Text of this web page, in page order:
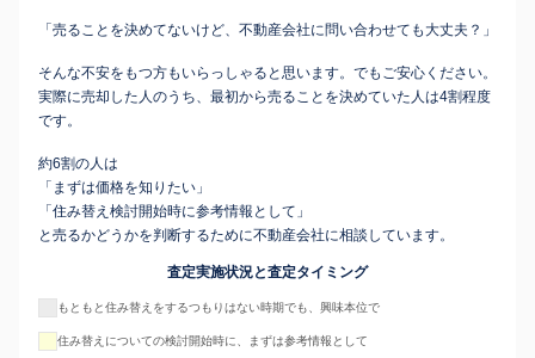
「売ることを決めてないけど、不動産会社に問い合わせても大丈夫？」
そんな不安をもつ方もいらっしゃると思います。でもご安心ください。
実際に売却した人のうち、最初から売ることを決めていた人は4割程度
です。
約6割の人は
「まずは価格を知りたい」
「住み替え検討開始時に参考情報として」
と売るかどうかを判断するために不動産会社に相談しています。
査定実施状況と査定タイミング
もともと住み替えをするつもりはない時期でも、興味本位で
住み替えについての検討開始時に、まずは参考情報として